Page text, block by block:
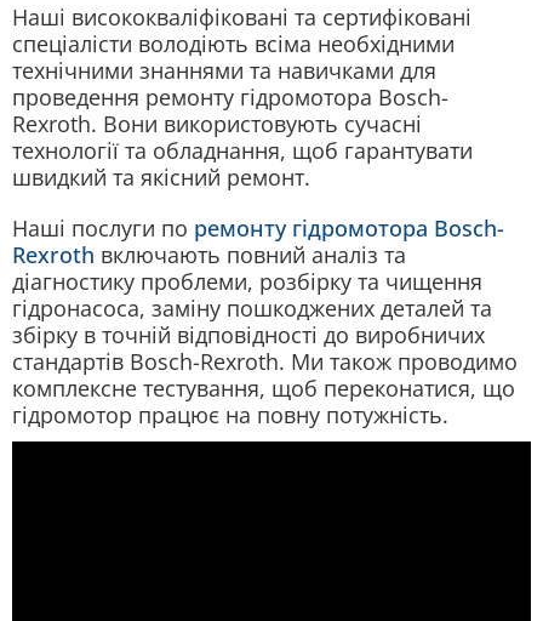
Наші висококваліфіковані та сертифіковані
спеціалісти володіють всіма необхідними
технічними знаннями та навичками для
проведення ремонту гідромотора Bosch-
Rexroth. Вони використовують сучасні
технології та обладнання, щоб гарантувати
швидкий та якісний ремонт.
Наші послуги по ремонту гідромотора Bosch-
Rexroth включають повний аналіз та
діагностику проблеми, розбірку та чищення
гідронасоса, заміну пошкоджених деталей та
збірку в точній відповідності до виробничих
стандартів Bosch-Rexroth. Ми також проводимо
комплексне тестування, щоб переконатися, що
гідромотор працює на повну потужність.